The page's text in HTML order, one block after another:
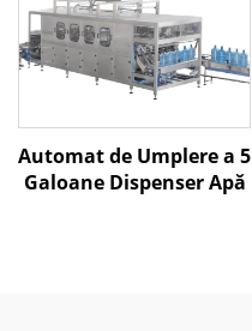
Automat de Umplere a 5
Galoane Dispenser Apă